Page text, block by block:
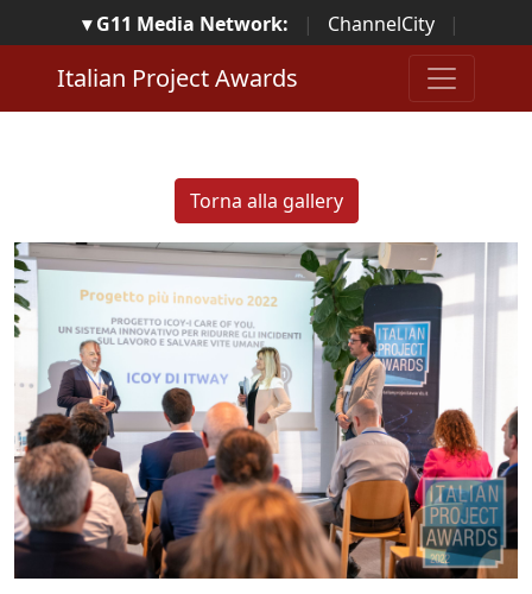
▾ G11 Media Network: | ChannelCity
|
ImpresaCity | SecurityOpenLab | Italian Channel
Awards | Italian Project Awards
Italian Security
Awards | ...
Italian Project Awards
Torna alla gallery